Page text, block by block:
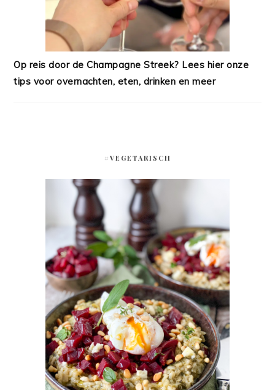
Op reis door de Champagne Streek? Lees hier onze
tips voor overnachten, eten, drinken en meer
#VEGETARISCH